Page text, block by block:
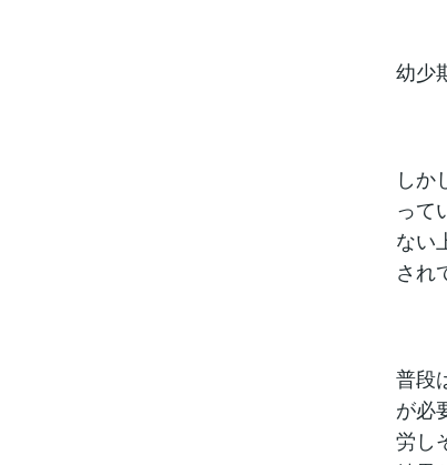
幼少
しか
って
ない
され
普段
が必
労し